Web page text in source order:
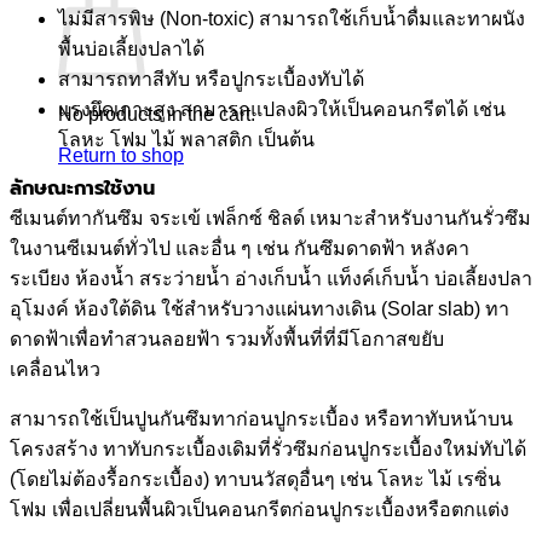
No products in the cart.
Return to shop
ไม่มีสารพิษ (Non-toxic) สามารถใช้เก็บน้ำดื่มและทาผนัง
พื้นบ่อเลี้ยงปลาได้
สามารถทาสีทับ หรือปูกระเบื้องทับได้
แรงยึดเกาะสูง สามารถแปลงผิวให้เป็นคอนกรีตได้ เช่น
โลหะ โฟม ไม้ พลาสติก เป็นต้น
ลักษณะการใช้งาน
ซีเมนต์ทากันซึม จระเข้ เฟล็กซ์ ชิลด์ เหมาะสำหรับงานกันรั่วซึม
ในงานซีเมนต์ทั่วไป และอื่น ๆ เช่น กันซึมดาดฟ้า หลังคา
ระเบียง ห้องน้ำ สระว่ายน้ำ อ่างเก็บน้ำ แท็งค์เก็บน้ำ บ่อเลี้ยงปลา
อุโมงค์ ห้องใต้ดิน ใช้สำหรับวางแผ่นทางเดิน (Solar slab) ทา
ดาดฟ้าเพื่อทำสวนลอยฟ้า รวมทั้งพื้นที่ที่มีโอกาสขยับ
เคลื่อนไหว
สามารถใช้เป็นปูนกันซึมทาก่อนปูกระเบื้อง หรือทาทับหน้าบน
โครงสร้าง ทาทับกระเบื้องเดิมที่รั่วซึมก่อนปูกระเบื้องใหม่ทับได้
(โดยไม่ต้องรื้อกระเบื้อง) ทาบนวัสดุอื่นๆ เช่น โลหะ ไม้ เรซิ่น
โฟม เพื่อเปลี่ยนพื้นผิวเป็นคอนกรีตก่อนปูกระเบื้องหรือตกแต่ง